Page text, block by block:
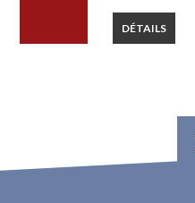
DÉTAILS